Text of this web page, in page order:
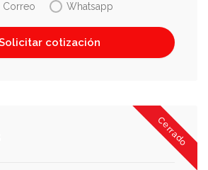
Correo
Whatsapp
Cerrado